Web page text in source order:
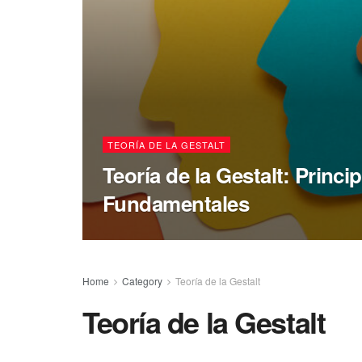
TEORÍA DE LA GESTALT
Teoría de la Gestalt:
Fundamentales
Home Category Teoría de la Gestalt
Teoría de la Gestalt